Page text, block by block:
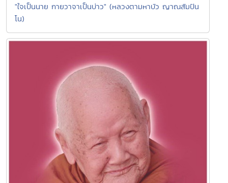
"ใจเป็นนาย กายวาจาเป็นบ่าว" (หลวงตามหาบัว ญาณสัมปัน
โน)